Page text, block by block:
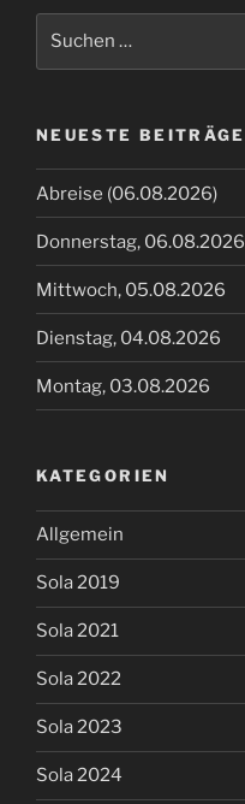
NEUESTE BEITRÄGE
Abreise (06.08.2026)
Donnerstag, 06.08.2026
Mittwoch, 05.08.2026
Dienstag, 04.08.2026
Montag, 03.08.2026
KATEGORIEN
Allgemein
Sola 2019
Sola 2021
Sola 2022
Sola 2023
Sola 2024